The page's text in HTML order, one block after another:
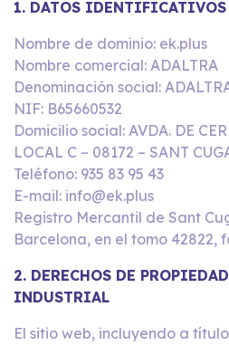
1. DATOS IDENTIFICATIVOS
Nombre de dominio: ek.plus
Nombre comercial: ADALTRA
Denominación social:
NIF: B65660532
Domicilio social: AVDA. DE
LOCAL C – 08172 – SANT
Teléfono: 935 83 95 43
E-mail: info@ek.plus
Registro Mercantil de Sant
Barcelona, en el tomo 42822,
2. DERECHOS DE
INDUSTRIAL
El sitio web, incluyendo a